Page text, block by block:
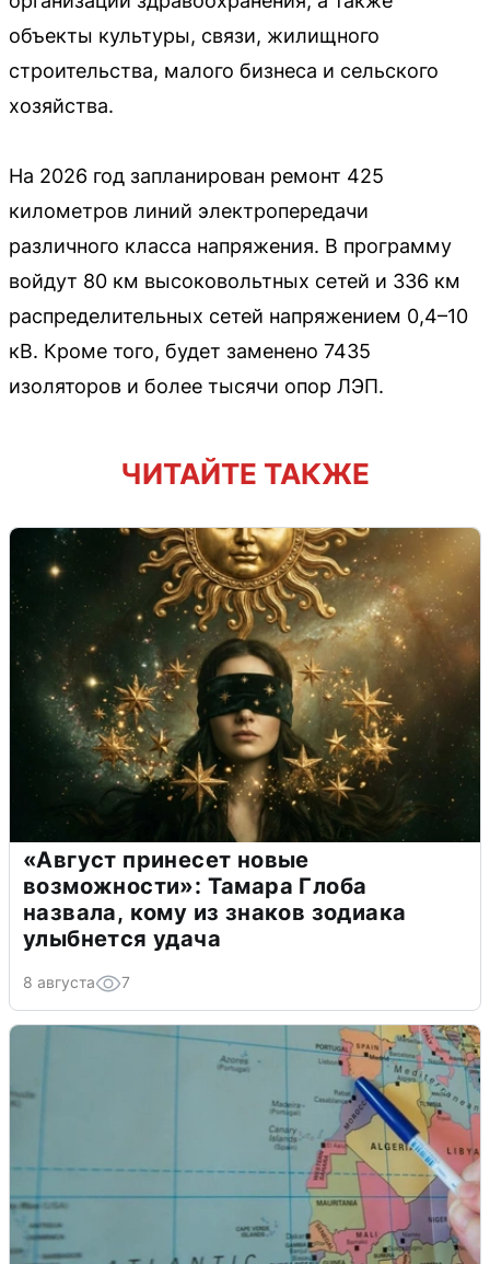
объекты культуры, связи, жилищного
строительства, малого бизнеса и сельского
хозяйства.
На 2026 год запланирован ремонт 425
километров линий электропередачи
различного класса напряжения. В программу
войдут 80 км высоковольтных сетей и 336 км
распределительных сетей напряжением 0,4–10
кВ. Кроме того, будет заменено 7435
изоляторов и более тысячи опор ЛЭП.
ЧИТАЙТЕ ТАКЖЕ
«Август принесет новые
возможности»: Тамара Глоба
назвала, кому из знаков зодиака
улыбнется удача
8 августа 7